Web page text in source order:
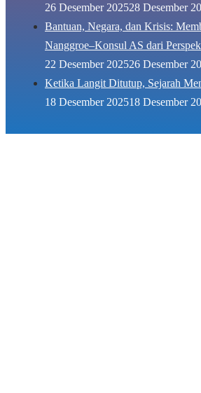
26 Desember 202528 Desember
Bantuan, Negara, dan Krisis:
Nanggroe–Konsul AS dari
22 Desember 202526 Desember
Ketika Langit Ditutup, Sejarah
18 Desember 202518 Desember